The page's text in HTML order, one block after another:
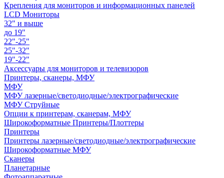
Крепления для мониторов и информационных панелей
LCD Мониторы
32" и выше
до 19"
22"-25"
25"-32"
19"-22"
Аксессуары для мониторов и телевизоров
Принтеры, сканеры, МФУ
МФУ
МФУ лазерные/светодиодные/электрографические
МФУ Струйные
Опции к принтерам, сканерам, МФУ
Широкоформатные Принтеры/Плоттеры
Принтеры
Принтеры лазерные/светодиодные/электрографические
Широкоформатные МФУ
Сканеры
Планетарные